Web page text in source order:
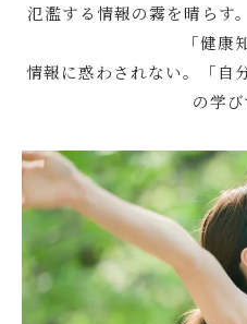
氾濫する情報の霧を晴らす
「健康
情報に惑わされない。「自
の学び